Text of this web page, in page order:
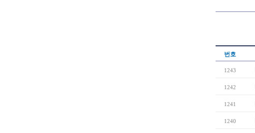
번호
1243
1242
1241
1240